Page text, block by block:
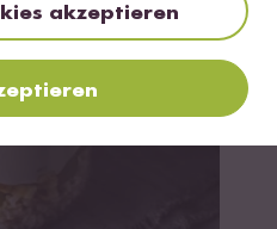
akzeptieren